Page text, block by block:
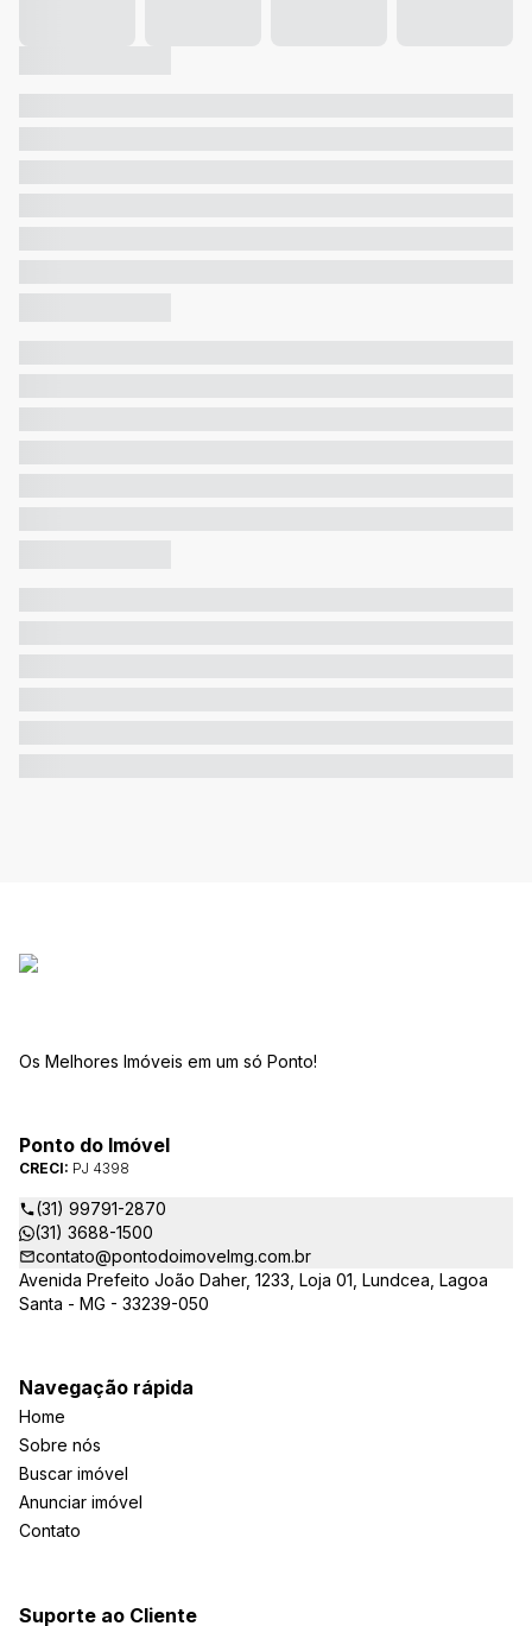
Os Melhores Imóveis em um só Ponto!
Ponto do Imóvel
CRECI: PJ 4398
(31) 99791-2870
(31) 3688-1500
contato@pontodoimovelmg.com.br
Avenida Prefeito João Daher, 1233, Loja 01, Lundcea, Lagoa
Santa - MG - 33239-050
Navegação rápida
Home
Sobre nós
Buscar imóvel
Anunciar imóvel
Contato
Suporte ao Cliente